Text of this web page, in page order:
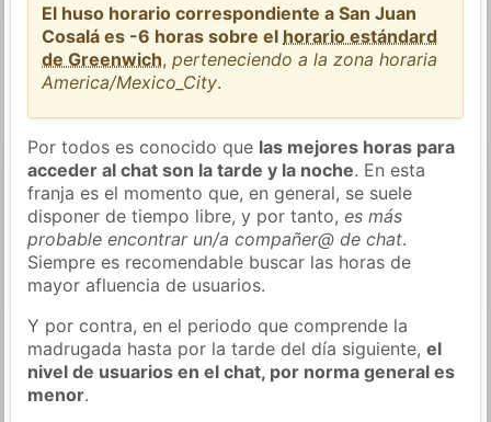
El huso horario correspondiente a San Juan
Cosalá es -6 horas sobre el horario estándard
de Greenwich,perteneciendo a la zona horaria
America/Mexico_City.
Por todos es conocido que las mejores horas para
acceder al chat son la tarde y la noche. En esta
franja es el momento que, en general, se suele
disponer de tiempo libre, y por tanto,es más
probable encontrar un/a compañer@ de chat.
Siempre es recomendable buscar las horas de
mayor afluencia de usuarios.
Y por contra, en el periodo que comprende la
madrugada hasta por la tarde del día siguiente,el
nivel de usuarios en el chat, por norma general es
menor.